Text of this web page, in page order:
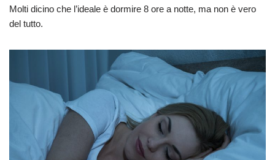
Molti dicino che l’ideale è dormire 8 ore a notte, ma non è vero
del tutto.